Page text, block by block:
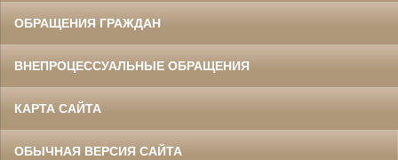
ОБРАЩЕНИЯ ГРАЖДАН
ВНЕПРОЦЕССУАЛЬНЫЕ ОБРАЩЕНИЯ
КАРТА САЙТА
ОБЫЧНАЯ ВЕРСИЯ САЙТА